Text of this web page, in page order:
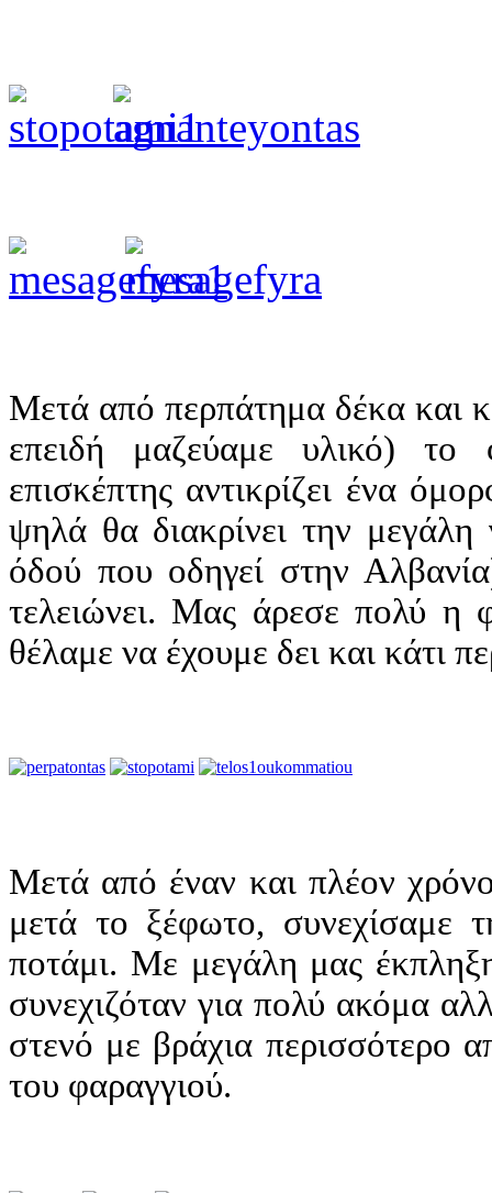
Μετά από περπάτημα δέκα και
επειδή μαζεύαμε υλικό) το
επισκέπτης αντικρίζει ένα
ψηλά θα διακρίνει την
όδού που οδηγεί στην
τελειώνει. Μας άρεσε πολύ η
θέλαμε να έχουμε δει και κάτι
Μετά από έναν και πλέον
μετά το ξέφωτο, συνεχίσαμε
ποτάμι. Με μεγάλη μας
συνεχιζόταν για πολύ ακόμα
στενό με βράχια περισσότερο
του φαραγγιού.